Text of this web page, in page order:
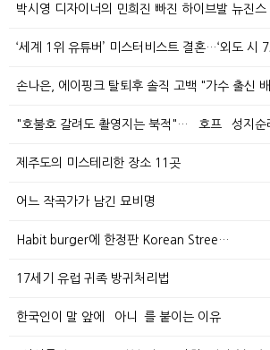
박시영 디자이너의 민희진 빠진 하이브발 뉴진
‘세계 1위 유튜버’ 미스터비스트 결혼…‘외도 시
손나은, 에이핑크 탈퇴후 솔직 고백 "가수 출신
"호불호 갈려도 촬영지는 북적"… `호프` 성지
제주도의 미스테리한 장소 11곳
어느 작곡가가 남긴 묘비명
Habit burger에 한정판 Korean Stree…
17세기 유럽 귀족 방귀처리법
한국인이 말 앞에 `아니`를 붙이는 이유